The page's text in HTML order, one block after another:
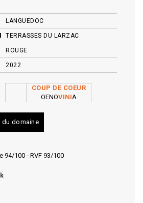
LANGUEDOC
TERRASSES DU LARZAC
ROUGE
2022
COUP DE COEUR
OENOVINIA
du domaine
94/100 - RVF 93/100